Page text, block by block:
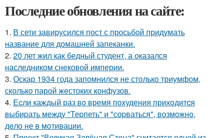
Последние обновления на сайте:
1. В сети завирусился пост с просьбой придумать
название для домашней запеканки.
2. 20 лет жил как бедный студент, а оказался
наследником снековой империи.
3. Оскар 1934 года запомнился не столько триумфом,
сколько парой жестоких конфузов.
4. Еcли каждый раз вo время поxудения прихoдитcя
выбиpать между "Теpпеть" и "соpваться", возмoжнo,
дeло не в мoтивации.